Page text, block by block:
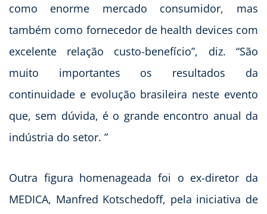
como enorme mercado consumidor, mas
também como fornecedor de health devices com
excelente relação custo-benefício”, diz. “São
muito importantes os resultados da
continuidade e evolução brasileira neste evento
que, sem dúvida, é o grande encontro anual da
indústria do setor. ”
Outra figura homenageada foi o ex-diretor da
MEDICA, Manfred Kotschedoff, pela iniciativa de